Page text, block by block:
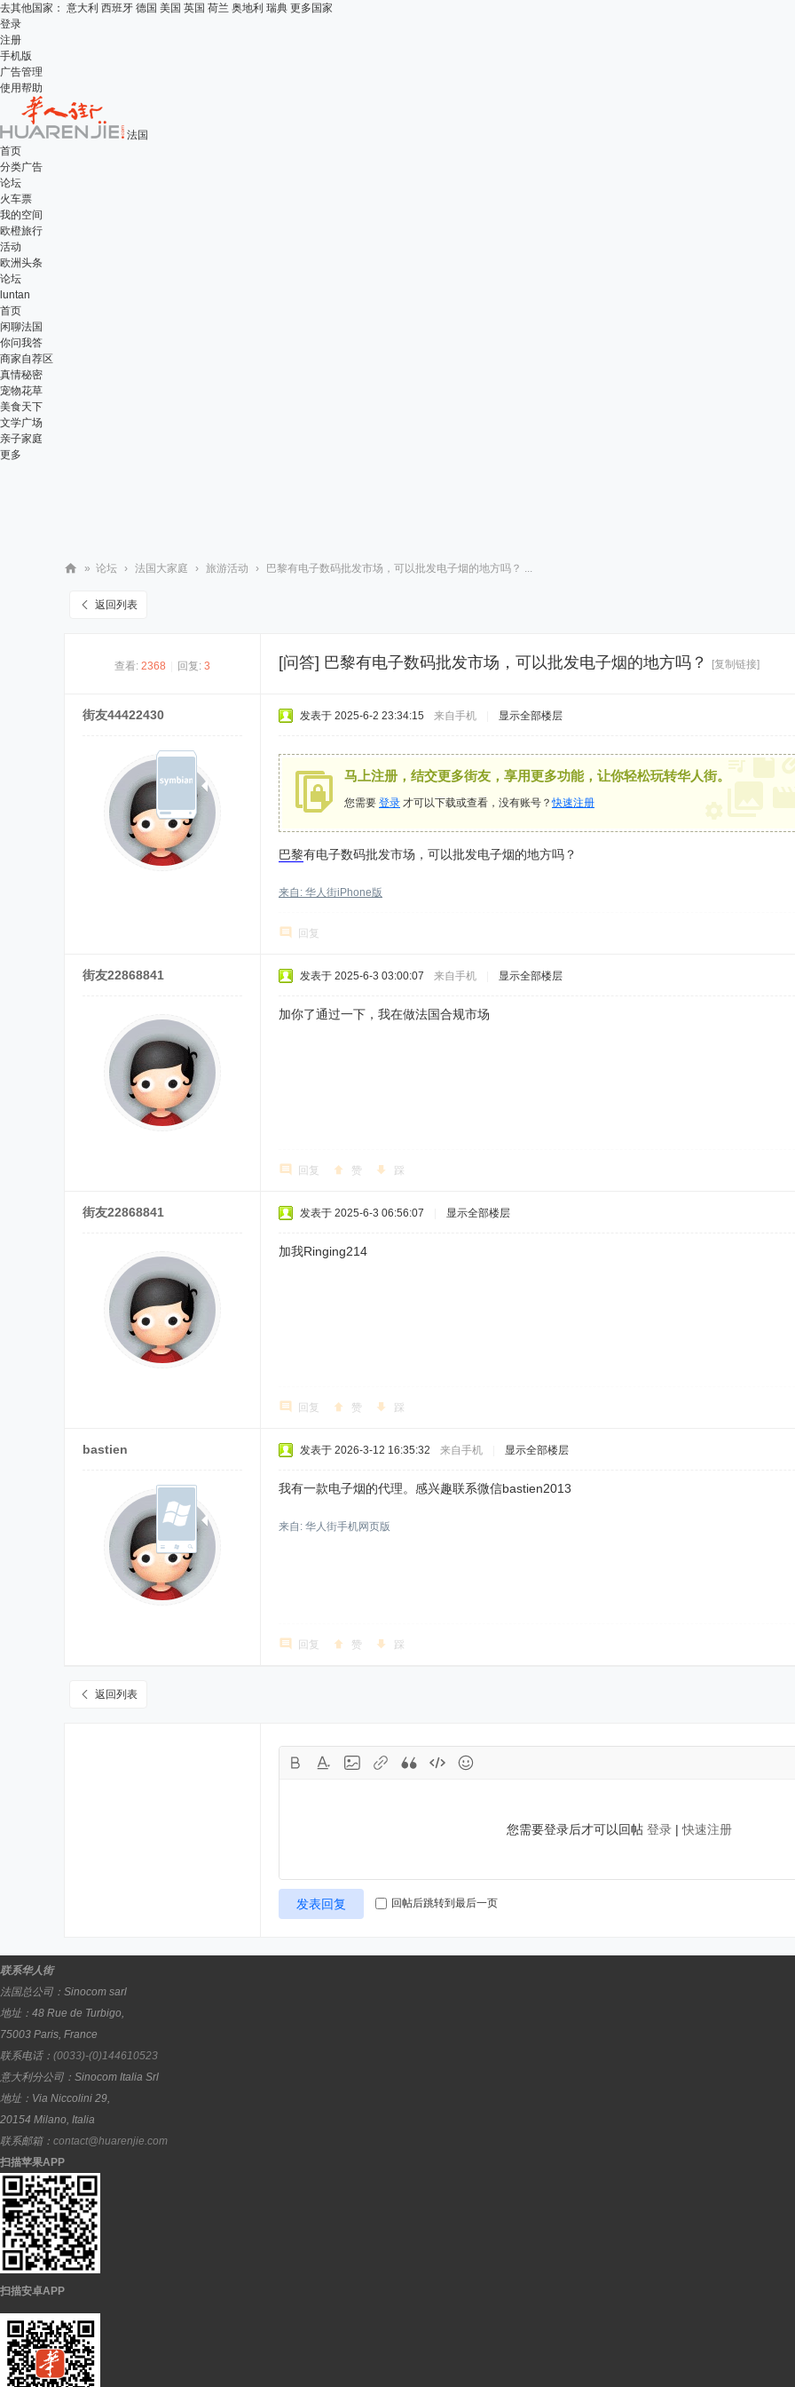
去其他国家： 意大利 西班牙 德国 美国 英国 荷兰 奥地利 瑞典 更多国家
登录
注册
手机版
广告管理
使用帮助
法国
首页
分类广告
论坛
火车票
我的空间
欧橙旅行
活动
欧洲头条
论坛
luntan
首页
闲聊法国
你问我答
商家自荐区
真情秘密
宠物花草
美食天下
文学广场
亲子家庭
更多
» 论坛 › 法国大家庭 › 旅游活动 › 巴黎有电子数码批发市场，可以批发电子烟的地方吗？ ...
返回列表
查看: 2368 回复: 3 [问答] 巴黎有电子数码批发市场，可以批发电子烟的地方吗？ [复制链接]
街友44422430 发表于 2025-6-2 23:34:15 来自手机 显示全部楼层
马上注册，结交更多街友，享用更多功能，让你轻松玩转华人街。
您需要 登录 才可以下载或查看，没有账号？快速注册
巴黎有电子数码批发市场，可以批发电子烟的地方吗？
来自: 华人街iPhone版
回复
街友22868841 发表于 2025-6-3 03:00:07 来自手机 显示全部楼层
加你了通过一下，我在做法国合规市场
回复 赞 踩
街友22868841 发表于 2025-6-3 06:56:07 显示全部楼层
加我Ringing214
回复 赞 踩
bastien 发表于 2026-3-12 16:35:32 来自手机 显示全部楼层
我有一款电子烟的代理。感兴趣联系微信bastien2013
来自: 华人街手机网页版
回复 赞 踩
返回列表
您需要登录后才可以回帖 登录|快速注册
发表回复 回帖后跳转到最后一页
联系华人街
法国总公司： Sinocom sarl
地址： 48 Rue de Turbigo,
75003 Paris, France
联系电话： (0033)-(0)144610523
意大利分公司： Sinocom Italia Srl
地址： Via Niccolini 29,
20154 Milano, Italia
联系邮箱： contact@huarenjie.com
扫描苹果APP
扫描安卓APP